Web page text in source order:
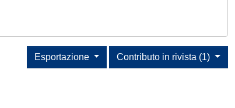
Contributo in rivista (1)
Esportazione